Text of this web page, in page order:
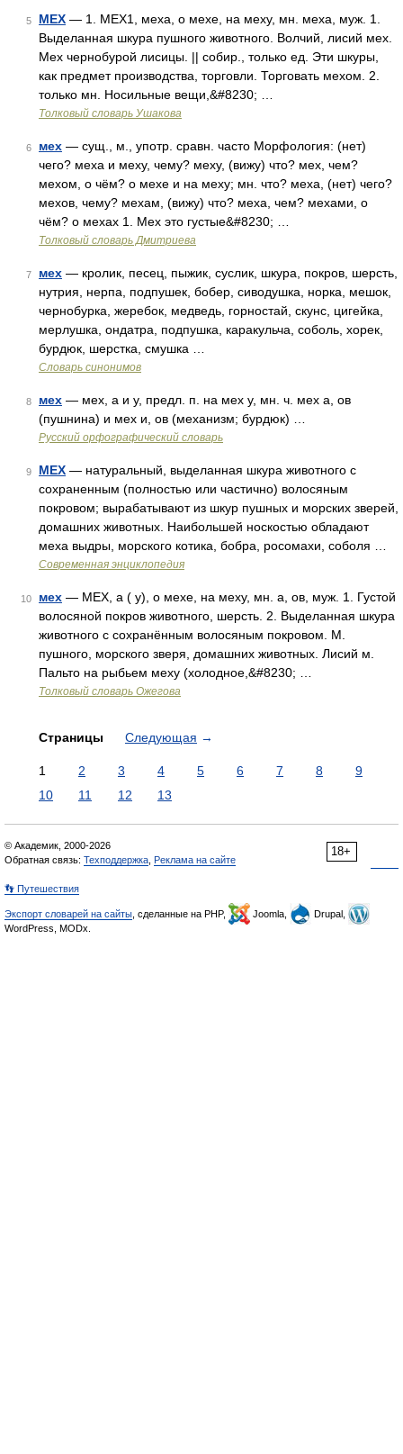
5 МЕХ — 1. МЕХ1, меха, о мехе, на меху, мн. меха, муж. 1.
Выделанная шкура пушного животного. Волчий, лисий мех.
Мех чернобурой лисицы. || собир., только ед. Эти шкуры,
как предмет производства, торговли. Торговать мехом. 2.
только мн. Носильные вещи,&#8230; …
Толковый словарь Ушакова
6 мех — сущ., м., употр. сравн. часто Морфология: (нет)
чего? меха и меху, чему? меху, (вижу) что? мех, чем?
мехом, о чём? о мехе и на меху; мн. что? меха, (нет) чего?
мехов, чему? мехам, (вижу) что? меха, чем? мехами, о
чём? о мехах 1. Мех это густые&#8230; …
Толковый словарь Дмитриева
7 мех — кролик, песец, пыжик, суслик, шкура, покров, шерсть,
нутрия, нерпа, подпушек, бобер, сиводушка, норка, мешок,
чернобурка, жеребок, медведь, горностай, скунс, цигейка,
мерлушка, ондатра, подпушка, каракульча, соболь, хорек,
бурдюк, шерстка, смушка …
Словарь синонимов
8 мех — мех, а и у, предл. п. на мех у, мн. ч. мех а, ов
(пушнина) и мех и, ов (механизм; бурдюк) …
Русский орфографический словарь
9 МЕХ — натуральный, выделанная шкура животного с
сохраненным (полностью или частично) волосяным
покровом; вырабатывают из шкур пушных и морских зверей,
домашних животных. Наибольшей носкостью обладают
меха выдры, морского котика, бобра, росомахи, соболя …
Современная энциклопедия
10 мех — МЕХ, а ( у), о мехе, на меху, мн. а, ов, муж. 1. Густой
волосяной покров животного, шерсть. 2. Выделанная шкура
животного с сохранённым волосяным покровом. М.
пушного, морского зверя, домашних животных. Лисий м.
Пальто на рыбьем меху (холодное,&#8230; …
Толковый словарь Ожегова
Страницы Следующая →
1 2 3 4 5 6 7 8
9
10
11 12 13
18+
© Академик, 2000-2026
Обратная связь: Техподдержка Реклама на сайте
👣 Путешествия
Экспорт словарей на сайты , сделанные на PHP, Joomla,
Drupal,
WordPress, MODx.